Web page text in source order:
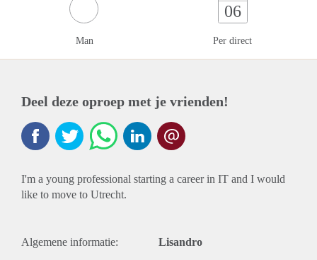
Man
06
Per direct
Deel deze oproep met je vrienden!
I'm a young professional starting a career in IT and I would
like to move to Utrecht.
Algemene informatie: Lisandro